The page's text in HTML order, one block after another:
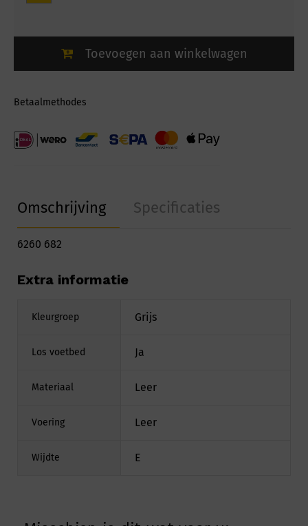
Toevoegen aan winkelwagen
Betaalmethodes
Omschrijving Specificaties
6260 682
Extra informatie
Kleurgroep Grijs
Los voetbed Ja
Materiaal Leer
Voering Leer
Wijdte E